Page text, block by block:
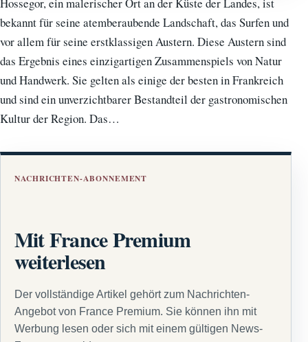
Hossegor, ein malerischer Ort an der Küste der Landes, ist
bekannt für seine atemberaubende Landschaft, das Surfen und
vor allem für seine erstklassigen Austern. Diese Austern sind
das Ergebnis eines einzigartigen Zusammenspiels von Natur
und Handwerk. Sie gelten als einige der besten in Frankreich
und sind ein unverzichtbarer Bestandteil der gastronomischen
Kultur der Region. Das…
NACHRICHTEN-ABONNEMENT
Mit France Premium
weiterlesen
Der vollständige Artikel gehört zum Nachrichten-
Angebot von France Premium. Sie können ihn mit
Werbung lesen oder sich mit einem gültigen News-